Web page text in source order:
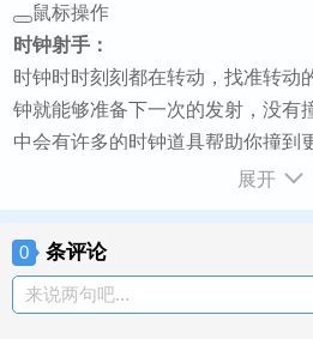
鼠标操作
时钟射手：
时钟时时刻刻都在转动，找准转动
钟就能够准备下一次的发射，没有
中会有许多的时钟道具帮助你撞到
游戏加载完毕点击播放按钮即可开
展开
0 条评论
来说两句吧...